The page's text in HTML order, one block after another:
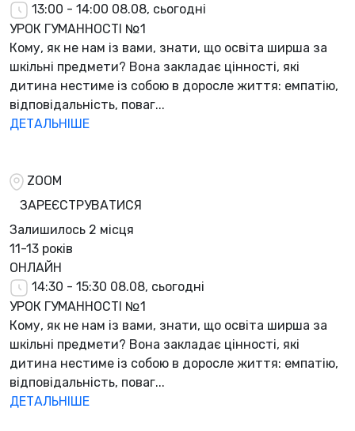
13:00 - 14:00 08.08, сьогодні
УРОК ГУМАННОСТІ №1
Кому, як не нам із вами, знати, що освіта ширша за
шкільні предмети? Вона закладає цінності, які
дитина нестиме із собою в доросле життя: емпатію,
відповідальність, поваг...
ДЕТАЛЬНІШЕ
ZOOM
ЗАРЕЄСТРУВАТИСЯ
Залишилось 2 місця
11-13 років
ОНЛАЙН
14:30 - 15:30 08.08, сьогодні
УРОК ГУМАННОСТІ №1
Кому, як не нам із вами, знати, що освіта ширша за
шкільні предмети? Вона закладає цінності, які
дитина нестиме із собою в доросле життя: емпатію,
відповідальність, поваг...
ДЕТАЛЬНІШЕ